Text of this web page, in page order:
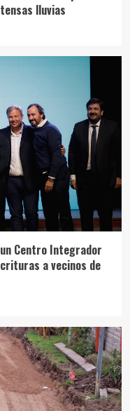
lluvias
Centro Integrador
a vecinos de